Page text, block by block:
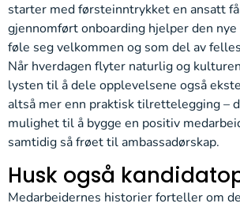
starter med førsteinntrykket en ansatt
gjennomført onboarding hjelper den
føle seg velkommen og som del av
Når hverdagen flyter naturlig og
lysten til å dele opplevelsene også
altså mer enn praktisk tilrettelegging –
mulighet til å bygge en positiv
samtidig så frøet til ambassadørskap.
Husk også
Medarbeidernes historier forteller om